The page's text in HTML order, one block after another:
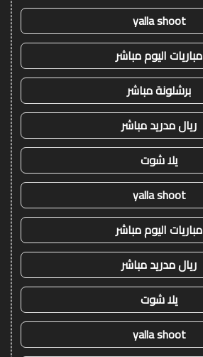
yalla shoot
مباريات اليوم مباشر
برشلونة مباشر
ريال مدريد مباشر
يلا شوت
yalla shoot
مباريات اليوم مباشر
ريال مدريد مباشر
يلا شوت
yalla shoot